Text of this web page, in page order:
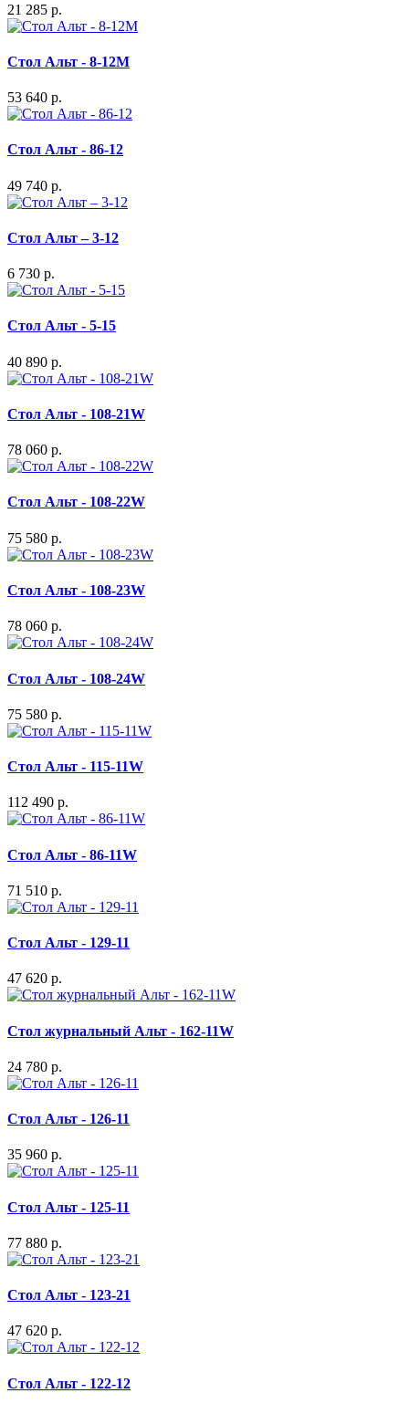
21 285 р.
Стол Альт - 8-12М
53 640 р.
Стол Альт - 86-12
49 740 р.
Стол Альт – 3-12
6 730 р.
Стол Альт - 5-15
40 890 р.
Стол Альт - 108-21W
78 060 р.
Стол Альт - 108-22W
75 580 р.
Стол Альт - 108-23W
78 060 р.
Стол Альт - 108-24W
75 580 р.
Стол Альт - 115-11W
112 490 р.
Стол Альт - 86-11W
71 510 р.
Стол Альт - 129-11
47 620 р.
Стол журнальный Альт - 162-11W
24 780 р.
Стол Альт - 126-11
35 960 р.
Стол Альт - 125-11
77 880 р.
Стол Альт - 123-21
47 620 р.
Стол Альт - 122-12